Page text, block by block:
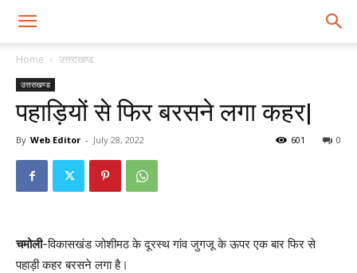
Home उत्तराखण्ड
उत्तराखण्ड
पहाड़ियों से फिर बरसने लगा कहर|
By Web Editor - July 28, 2022 0
601
चमोली-विकासखंड जोशीमठ के दूरस्थ गांव जुगजू के ऊपर एक बार फिर से
पहाड़ी कहर बरसने लगा है।